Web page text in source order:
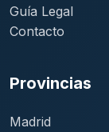
Guía Legal
Contacto
Provincias
Madrid